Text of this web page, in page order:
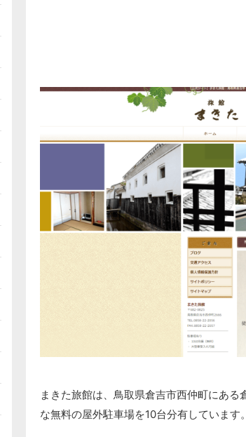
まきた旅館は、鳥取県倉吉市西仲町にあ
な無料の屋外駐車場を10台分有しています。